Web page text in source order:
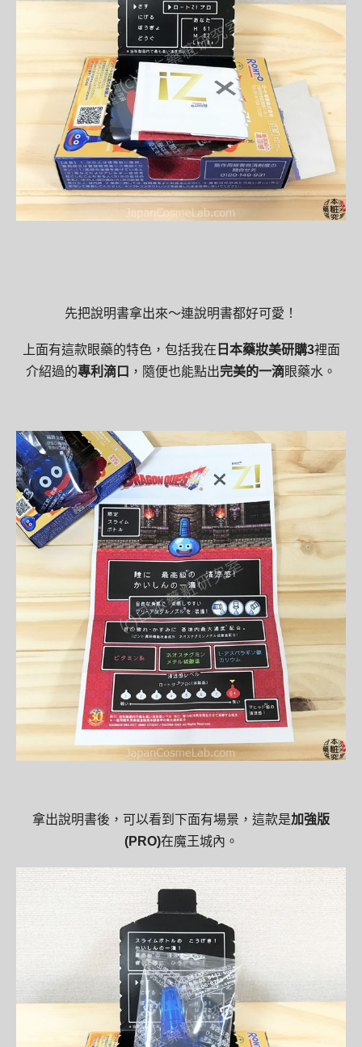
先把說明書拿出來～連說明書都好可愛！
上面有這款眼藥的特色，包括我在 日本藥妝美研購3裡面
介紹過的專利滴口 ，隨便也能點出完美的一滴眼藥水。
拿出說明書後，可以看到下面有場景，這款是加強版
(PRO)在魔王城內。